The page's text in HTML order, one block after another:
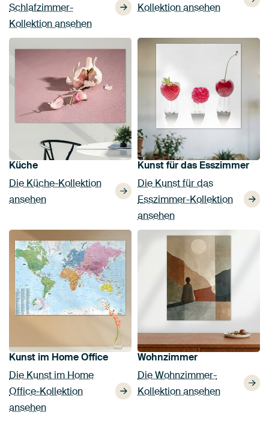
Schlafzimmer-
Kollektion ansehen
Kollektion ansehen
Küche
Die Küche-Kollektion
ansehen
Kunst für das Esszimmer
Die Kunst für das
Esszimmer-Kollektion
ansehen
Kunst im Home Office
Die Kunst im Home
Office-Kollektion
ansehen
Wohnzimmer
Die Wohnzimmer-
Kollektion ansehen